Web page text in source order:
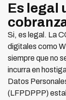
Es legal
Si, es legal. La
digitales como
siempre que no
incurra en
Datos
(LFPDPPP)